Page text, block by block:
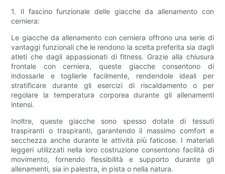
1. Il fascino funzionale delle giacche da allenamento con
cerniera:
Le giacche da allenamento con cerniera offrono una serie di
vantaggi funzionali che le rendono la scelta preferita sia dagli
atleti che dagli appassionati di fitness. Grazie alla chiusura
frontale con cerniera, queste giacche consentono di
indossarle e toglierle facilmente, rendendole ideali per
stratificare durante gli esercizi di riscaldamento o per
regolare la temperatura corporea durante gli allenamenti
intensi.
Inoltre, queste giacche sono spesso dotate di tessuti
traspiranti o traspiranti, garantendo il massimo comfort e
secchezza anche durante le attività più faticose. I materiali
leggeri utilizzati nella loro costruzione consentono facilità di
movimento, fornendo flessibilità e supporto durante gli
allenamenti, sia in palestra, in pista o nella natura.